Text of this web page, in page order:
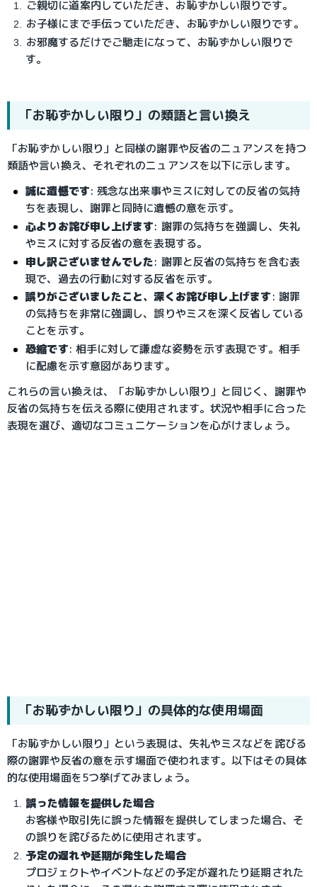
ご親切に道案内していただき、お恥ずかしい限りです。
お子様にまで手伝っていただき、お恥ずかしい限りです。
お邪魔するだけでご馳走になって、お恥ずかしい限りで
す。
「お恥ずかしい限り」の類語と言い換え
「お恥ずかしい限り」と同様の謝罪や反省のニュアンスを持つ
類語や言い換え、それぞれのニュアンスを以下に示します。
誠に遺憾です: 残念な出来事やミスに対しての反省の気持
ちを表現し、謝罪と同時に遺憾の意を示す。
心よりお詫び申し上げます: 謝罪の気持ちを強調し、失礼
やミスに対する反省の意を表現する。
申し訳ございませんでした: 謝罪と反省の気持ちを含む表
現で、過去の行動に対する反省を示す。
誤りがございましたこと、深くお詫び申し上げます: 謝罪
の気持ちを非常に強調し、誤りやミスを深く反省している
ことを示す。
恐縮です: 相手に対して謙虚な姿勢を示す表現です。相手
に配慮を示す意図があります。
これらの言い換えは、「お恥ずかしい限り」と同じく、謝罪や
反省の気持ちを伝える際に使用されます。状況や相手に合った
表現を選び、適切なコミュニケーションを心がけましょう。
「お恥ずかしい限り」の具体的な使用場面
「お恥ずかしい限り」という表現は、失礼やミスなどを詫びる
際の謝罪や反省の意を示す場面で使われます。以下はその具体
的な使用場面を5つ挙げてみましょう。
誤った情報を提供した場合
お客様や取引先に誤った情報を提供してしまった場合、そ
の誤りを詫びるために使用されます。
予定の遅れや延期が発生した場合
プロジェクトやイベントなどの予定が遅れたり延期された